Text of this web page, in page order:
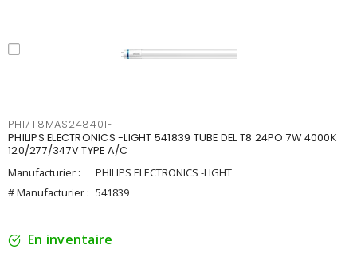
PHI7T8MAS24840IF
PHILIPS ELECTRONICS -LIGHT 541839 TUBE DEL T8 24PO 7W 4000K
120/277/347V TYPE A/C
Manufacturier :
PHILIPS ELECTRONICS -LIGHT
# Manufacturier : 541839
En inventaire